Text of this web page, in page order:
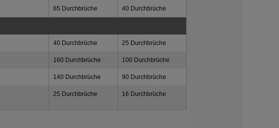
65 Durchbrüche 40 Durchbrüche
40 Durchbrüche 25 Durchbrüche
160 Durchbrüche 100 Durchbrüche
140 Durchbrüche 90 Durchbrüche
25 Durchbrüche 16 Durchbrüche